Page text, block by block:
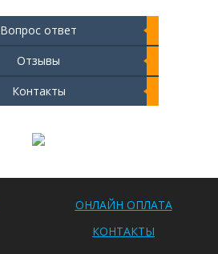
Вопрос ответ
Отзывы
Контакты
ОНЛАЙН ОПЛАТА
КОНТАКТЫ